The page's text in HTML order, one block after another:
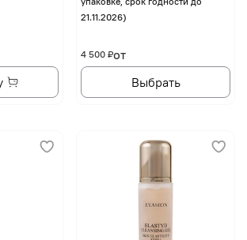
21.11.2026)
от
4 500 ₽
Выбрать